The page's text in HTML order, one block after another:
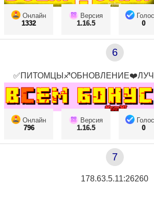
Онлайн
1332
Версия
1.16.5
0
6
Онлайн
796
Версия
1.16.5
0
7
178.63.5.11:26260